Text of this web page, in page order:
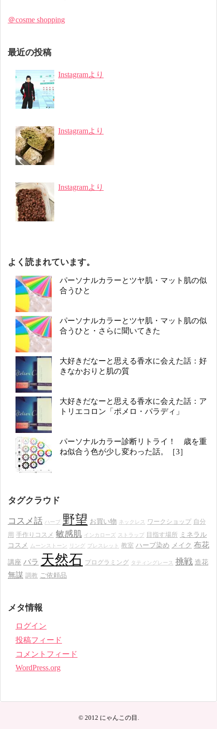
＠cosme shopping
最近の投稿
Instagramより
Instagramより
Instagramより
よく読まれています。
パーソナルカラーとツヤ肌・マット肌の似
合うひと
パーソナルカラーとツヤ肌・マット肌の似
合うひと・さらに聞いてきた
大好きだなーと思える香水に会えた話：好
きなかおりと肌の質
大好きだなーと思える香水に会えた話：ア
トリエコロン「ポメロ・パラディ」
パーソナルカラー診断リトライ！ 歳を重
ね似合う色が少し変わった話。［3］
タグクラウド
コスメ話 ハーブ 野望 お買い物 ネックレス ワークショップ 自分
用 手作りコスメ 敏感肌 インカローズ ストラップ 目指す場所 ミネラル
コスメ
ムーンストーン リング ブレスレット 教室 ハーブ染め メイク 布花
講座 バラ 天然石 プログラミング タティングレース 挑戦 造花
無謀 調教 ご依頼品
メタ情報
ログイン
投稿フィード
コメントフィード
WordPress.org
© 2012 にゃんこの目